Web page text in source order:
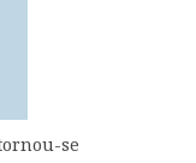
se